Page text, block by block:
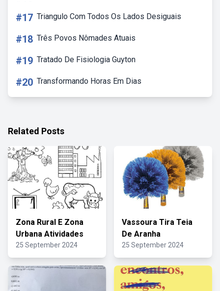
#17 Triangulo Com Todos Os Lados Desiguais
#18 Três Povos Nômades Atuais
#19 Tratado De Fisiologia Guyton
#20 Transformando Horas Em Dias
Related Posts
Zona Rural E Zona
Urbana Atividades
25 September 2024
Vassoura Tira Teia
De Aranha
25 September 2024